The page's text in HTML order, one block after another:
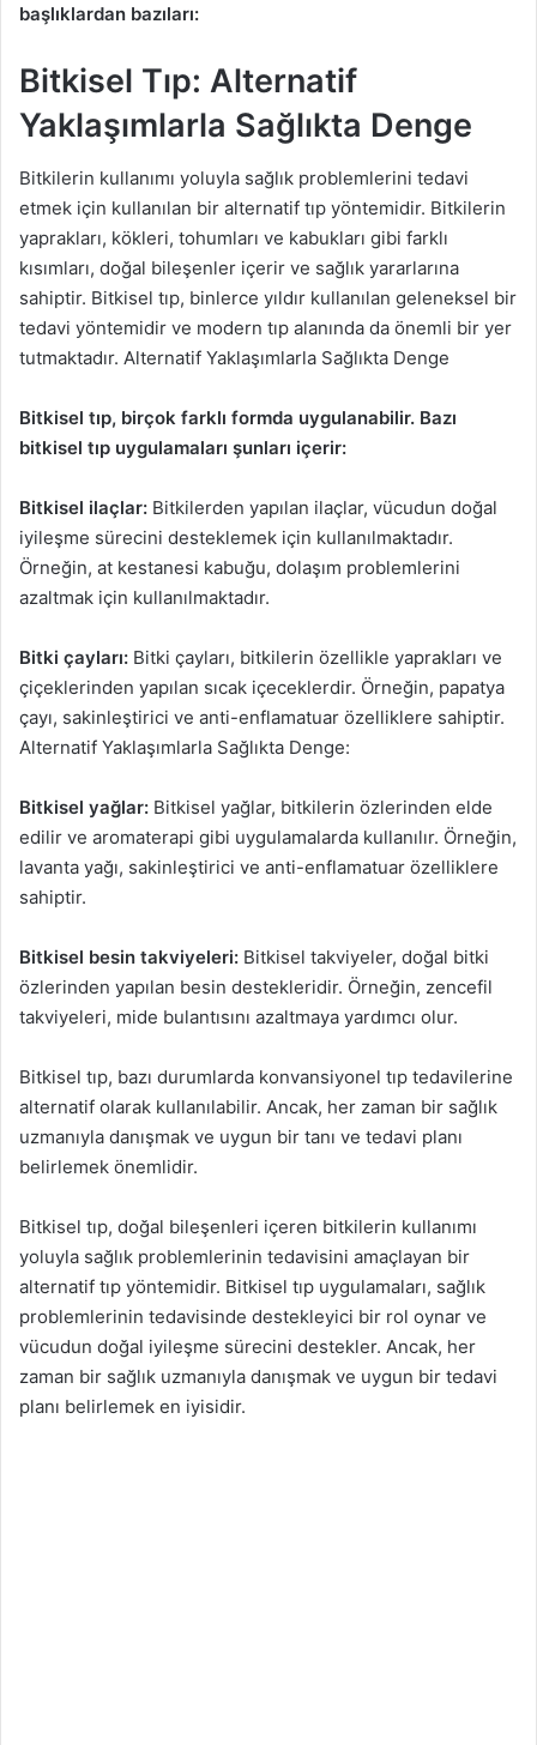
başlıklardan bazıları:
Bitkisel Tıp: Alternatif
Yaklaşımlarla Sağlıkta Denge
Bitkilerin kullanımı yoluyla sağlık problemlerini tedavi
etmek için kullanılan bir alternatif tıp yöntemidir. Bitkilerin
yaprakları, kökleri, tohumları ve kabukları gibi farklı
kısımları, doğal bileşenler içerir ve sağlık yararlarına
sahiptir. Bitkisel tıp, binlerce yıldır kullanılan geleneksel bir
tedavi yöntemidir ve modern tıp alanında da önemli bir yer
tutmaktadır. Alternatif Yaklaşımlarla Sağlıkta Denge
Bitkisel tıp, birçok farklı formda uygulanabilir. Bazı
bitkisel tıp uygulamaları şunları içerir:
Bitkisel ilaçlar: Bitkilerden yapılan ilaçlar, vücudun doğal
iyileşme sürecini desteklemek için kullanılmaktadır.
Örneğin, at kestanesi kabuğu, dolaşım problemlerini
azaltmak için kullanılmaktadır.
Bitki çayları: Bitki çayları, bitkilerin özellikle yaprakları ve
çiçeklerinden yapılan sıcak içeceklerdir. Örneğin, papatya
çayı, sakinleştirici ve anti-enflamatuar özelliklere sahiptir.
Alternatif Yaklaşımlarla Sağlıkta Denge:
Bitkisel yağlar: Bitkisel yağlar, bitkilerin özlerinden elde
edilir ve aromaterapi gibi uygulamalarda kullanılır. Örneğin,
lavanta yağı, sakinleştirici ve anti-enflamatuar özelliklere
sahiptir.
Bitkisel besin takviyeleri: Bitkisel takviyeler, doğal bitki
özlerinden yapılan besin destekleridir. Örneğin, zencefil
takviyeleri, mide bulantısını azaltmaya yardımcı olur.
Bitkisel tıp, bazı durumlarda konvansiyonel tıp tedavilerine
alternatif olarak kullanılabilir. Ancak, her zaman bir sağlık
uzmanıyla danışmak ve uygun bir tanı ve tedavi planı
belirlemek önemlidir.
Bitkisel tıp, doğal bileşenleri içeren bitkilerin kullanımı
yoluyla sağlık problemlerinin tedavisini amaçlayan bir
alternatif tıp yöntemidir. Bitkisel tıp uygulamaları, sağlık
problemlerinin tedavisinde destekleyici bir rol oynar ve
vücudun doğal iyileşme sürecini destekler. Ancak, her
zaman bir sağlık uzmanıyla danışmak ve uygun bir tedavi
planı belirlemek en iyisidir.